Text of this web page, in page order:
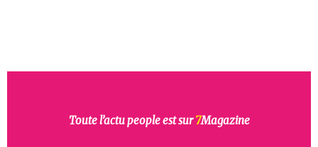
Toute l’actu people est sur7Magazine